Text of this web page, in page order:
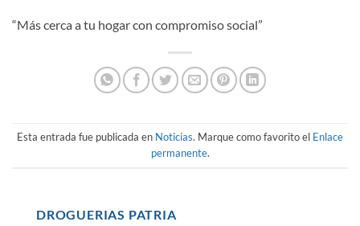
“Más cerca a tu hogar con compromiso social”
Esta entrada fue publicada en Noticias. Marque como favorito el Enlace
permanente.
DROGUERIAS PATRIA